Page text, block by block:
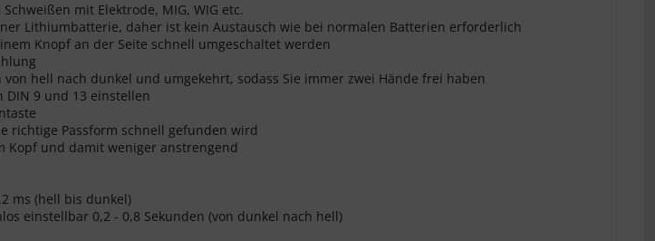
mit Elektrode, MIG, WIG etc.
Lithiumbatterie, daher ist kein Austausch wie bei normalen Batterien erforderlich
Knopf an der Seite schnell umgeschaltet werden
hell nach dunkel und umgekehrt, sodass Sie immer zwei Hände frei haben
DIN 9 und 13 einstellen
richtige Passform schnell gefunden wird
Kopf und damit weniger anstrengend
ms (hell bis dunkel)
einstellbar 0,2 - 0,8 Sekunden (von dunkel nach hell)